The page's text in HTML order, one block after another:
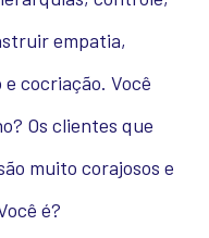
empatia,
cocriação. Você
Os clientes que
muito corajosos e
é?